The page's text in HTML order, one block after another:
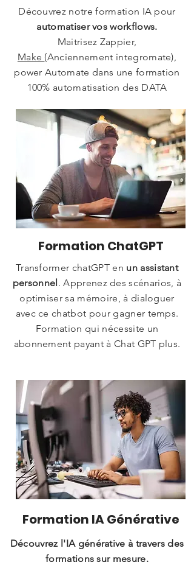
Découvrez notre formation IA pour
automatiser vos workflows.
Maitrisez Zappier,
Make (Anciennement integromate),
power Automate dans une formation
100% automatisation des DATA
Formation ChatGPT
Transformer chatGPT en un assistant
personnel. Apprenez des scénarios, à
optimiser sa mémoire, à dialoguer
avec ce chatbot pour gagner temps.
Formation qui nécessite un
abonnement payant à Chat GPT plus.
Formation IA Générative
Découvrez l'IA générative à travers des
formations sur mesure.